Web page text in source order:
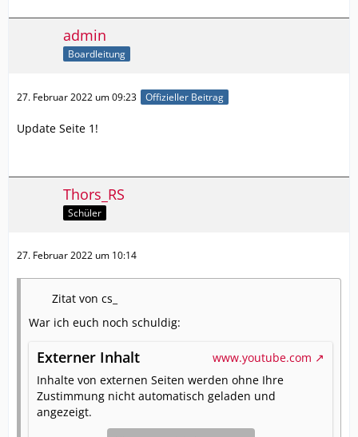
admin
Boardleitung
27. Februar 2022 um 09:23 Offizieller Beitrag
Update Seite 1!
Thors_RS
Schüler
27. Februar 2022 um 10:14
Zitat von cs_
War ich euch noch schuldig:
Externer Inhalt
www.youtube.com
Inhalte von externen Seiten werden ohne Ihre
Zustimmung nicht automatisch geladen und
angezeigt.